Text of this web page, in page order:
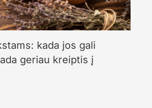
kada jos gali
geriau kreiptis į